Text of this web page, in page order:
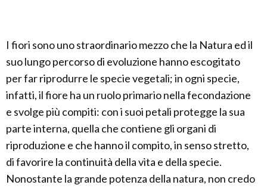
I fiori sono uno straordinario mezzo che la Natura ed il
suo lungo percorso di evoluzione hanno escogitato
per far riprodurre le specie vegetali; in ogni specie,
infatti, il fiore ha un ruolo primario nella fecondazione
e svolge più compiti: con i suoi petali protegge la sua
parte interna, quella che contiene gli organi di
riproduzione e che hanno il compito, in senso stretto,
di favorire la continuità della vita e della specie.
Nonostante la grande potenza della natura, non credo